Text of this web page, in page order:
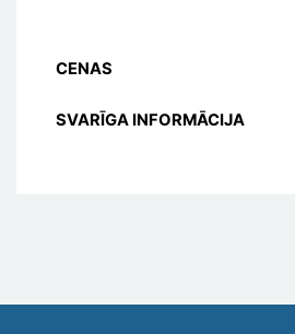
CENAS
SVARĪGA INFORMĀCIJA